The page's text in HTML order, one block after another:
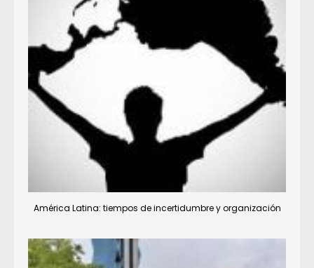
América Latina: tiempos de incertidumbre y organización